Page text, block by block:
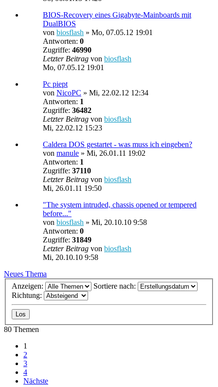
BIOS-Recovery eines Gigabyte-Mainboards mit
DualBIOS
von biosflash » Mo, 07.05.12 19:01
Antworten: 0
Zugriffe: 46990
Letzter Beitrag von biosflash
Mo, 07.05.12 19:01
Pc piept
von NicoPC » Mi, 22.02.12 12:34
Antworten: 1
Zugriffe: 36482
Letzter Beitrag von biosflash
Mi, 22.02.12 15:23
Caldera DOS gestartet - was muss ich eingeben?
von manule » Mi, 26.01.11 19:02
Antworten: 1
Zugriffe: 37110
Letzter Beitrag von biosflash
Mi, 26.01.11 19:50
"The system intruded, chassis opened or tempered
before..."
von biosflash » Mi, 20.10.10 9:58
Antworten: 0
Zugriffe: 31849
Letzter Beitrag von biosflash
Mi, 20.10.10 9:58
Neues Thema
Anzeigen:
Sortiere nach:
Richtung:
80 Themen
1
2
3
4
Nächste